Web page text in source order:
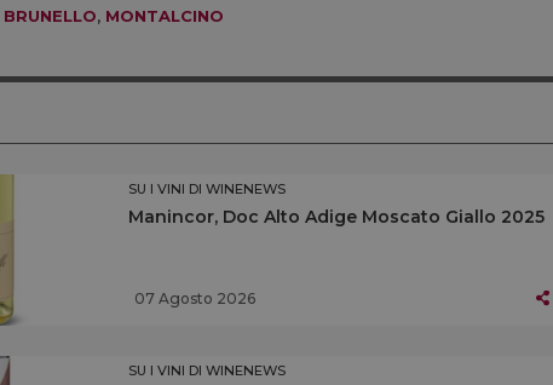
BRUNELLO, MONTALCINO
SU I VINI DI WINENEWS
Manincor, Doc Alto Adige Moscato Giallo 2025
07 Agosto 2026
SU I VINI DI WINENEWS